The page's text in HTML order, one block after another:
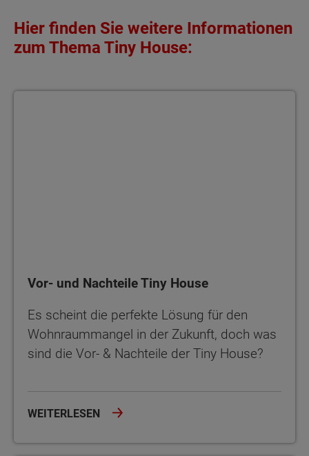
Hier finden Sie weitere Informationen
zum Thema Tiny House:
Vor- und Nachteile Tiny House
Es scheint die perfekte Lösung für den
Wohnraummangel in der Zukunft, doch was
sind die Vor- & Nachteile der Tiny House?
WEITERLESEN